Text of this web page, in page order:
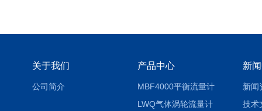
关于我们
公司简介
产品中心
MBF4000平衡流量计
LWQ气体涡轮流量计
新
新闻
技术